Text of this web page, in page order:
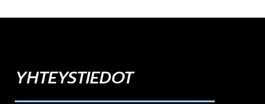
YHTEYSTIEDOT